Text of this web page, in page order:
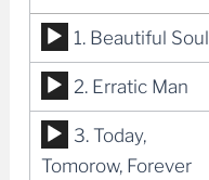
Odtwarzacz
plików
dźwiękowych
1. Beautiful Soul
Odtwarzacz
plików
dźwiękowych
2. Erratic Man
Odtwarzacz
plików
3. Today,
Tomorow, Forever